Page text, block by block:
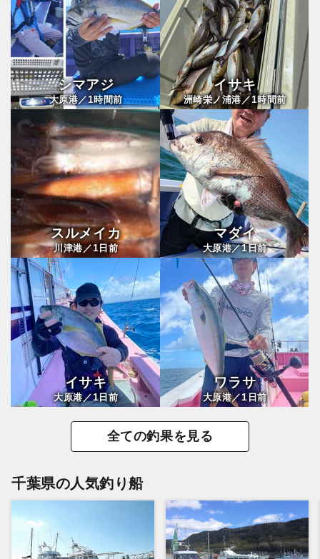
シマアジ
大原港／1時間前
イサキ
洲崎栄ノ浦港／1時間前
スルメイカ
川津港／1 日前
マダイ
大原港／1日前
イサキ
大原港／1日前
ワラサ
大原港／ 1 日前
全ての釣果を見る
千葉県の人気釣り船